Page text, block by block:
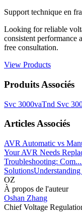
Support technique en
Looking for reliable
consistent performance
free consultation.
View Products
Produits Associés
Svc 3000vaTnd Svc
Articles Associés
AVR Automatic vs
Your AVR Needs
Troubleshooting: Com...
Solutions
OZ
À propos de l'auteur
Oshan Zhang
Chief Voltage